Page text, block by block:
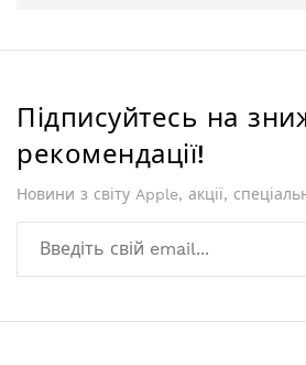
Підписуйтесь на
рекомендації!
Новини з світу Apple, акції,